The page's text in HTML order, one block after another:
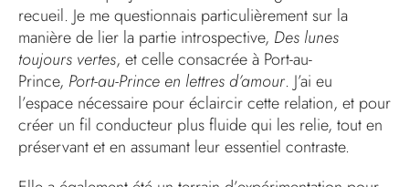
recueil. Je me questionnais particulièrement sur la
manière de lier la partie introspective, Des lunes
toujours vertes, et celle consacrée à Port-au-
Prince, Port-au-Prince en lettres d’amour. J’ai eu
l’espace nécessaire pour éclaircir cette relation, et pour
créer un fil conducteur plus fluide qui les relie, tout en
préservant et en assumant leur essentiel contraste.